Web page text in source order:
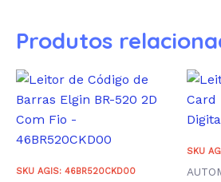
Produtos
SKU AGIS: 46BR520CKD00
SKU